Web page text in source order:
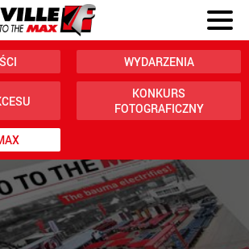
WYDARZENIA
KONKURS
FOTOGRAFICZNY